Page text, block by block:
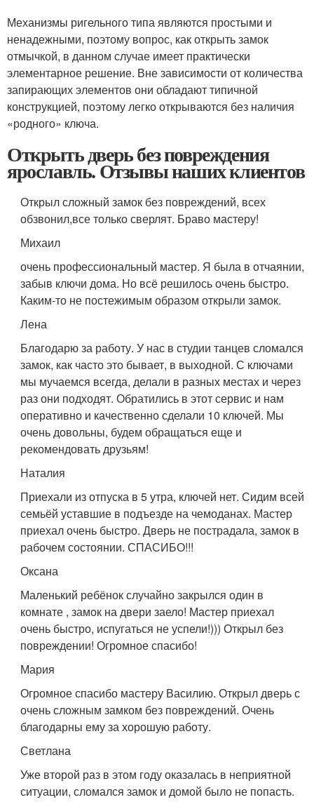
Механизмы ригельного типа являются простыми и
ненадежными, поэтому вопрос, как открыть замок
отмычкой, в данном случае имеет практически
элементарное решение. Вне зависимости от количества
запирающих элементов они обладают типичной
конструкцией, поэтому легко открываются без наличия
«родного» ключа.
Открыть дверь без повреждения
ярославль. Отзывы наших клиентов
Открыл сложный замок без повреждений, всех
обзвонил,все только сверлят. Браво мастеру!
Михаил
очень профессиональный мастер. Я была в отчаянии,
забыв ключи дома. Но всё решилось очень быстро.
Каким-то не постежимым образом открыли замок.
Лена
Благодарю за работу. У нас в студии танцев сломался
замок, как часто это бывает, в выходной. С ключами
мы мучаемся всегда, делали в разных местах и через
раз они подходят. Обратились в этот сервис и нам
оперативно и качественно сделали 10 ключей. Мы
очень довольны, будем обращаться еще и
рекомендовать друзьям!
Наталия
Приехали из отпуска в 5 утра, ключей нет. Сидим всей
семьёй уставшие в подъезде на чемоданах. Мастер
приехал очень быстро. Дверь не пострадала, замок в
рабочем состоянии. СПАСИБО!!!
Оксана
Маленький ребёнок случайно закрылся один в
комнате , замок на двери заело! Мастер приехал
очень быстро, испугаться не успели!))) Открыл без
повреждении! Огромное спасибо!
Мария
Огромное спасибо мастеру Василию. Открыл дверь с
очень сложным замком без повреждений. Очень
благодарны ему за хорошую работу.
Светлана
Уже второй раз в этом году оказалась в неприятной
ситуации, сломался замок и домой было не попасть.